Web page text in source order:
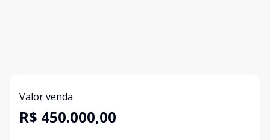
Valor venda
R$ 450.000,00